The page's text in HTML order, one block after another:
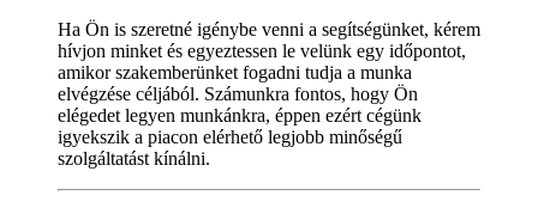
Ha Ön is szeretné igénybe venni a segítségünket, kérem
hívjon minket és egyeztessen le velünk egy időpontot,
amikor szakemberünket fogadni tudja a munka
elvégzése céljából. Számunkra fontos, hogy Ön
elégedet legyen munkánkra, éppen ezért cégünk
igyekszik a piacon elérhető legjobb minőségű
szolgáltatást kínálni.